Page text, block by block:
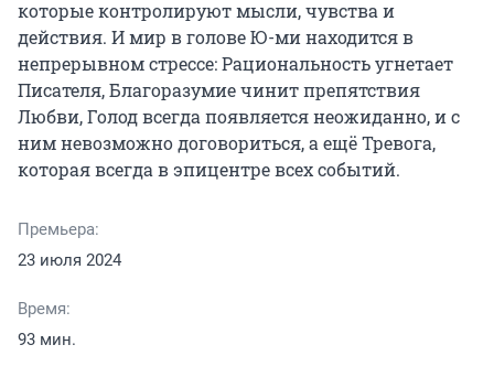
которые контролируют мысли, чувства и
действия. И мир в голове Ю-ми находится в
непрерывном стрессе: Рациональность угнетает
Писателя, Благоразумие чинит препятствия
Любви, Голод всегда появляется неожиданно, и с
ним невозможно договориться, а ещё Тревога,
которая всегда в эпицентре всех событий.
Премьера:
23 июля 2024
Время:
93 мин.